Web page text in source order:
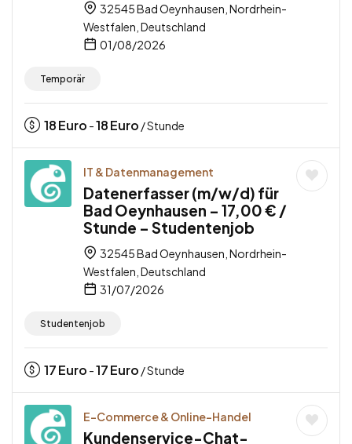
32545 Bad Oeynhausen, Nordrhein-
Westfalen, Deutschland
01/08/2026
Temporär
18Euro -18Euro / Stunde
IT & Datenmanagement
Datenerfasser (m/w/d) für
Bad Oeynhausen – 17,00 € /
Stunde – Studentenjob
32545 Bad Oeynhausen, Nordrhein-
Westfalen, Deutschland
31/07/2026
Studentenjob
17Euro -17Euro / Stunde
E-Commerce & Online-Handel
Kundenservice-Chat-